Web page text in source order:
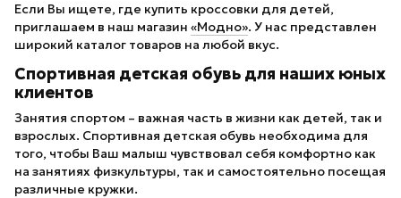
Если Вы ищете, где купить кроссовки для детей,
приглашаем в наш магазин «Модно». У нас представлен
широкий каталог товаров на любой вкус.
Спортивная детская обувь для наших юных
клиентов
Занятия спортом – важная часть в жизни как детей, так и
взрослых. Спортивная детская обувь необходима для
того, чтобы Ваш малыш чувствовал себя комфортно как
на занятиях физкультуры, так и самостоятельно посещая
различные кружки.